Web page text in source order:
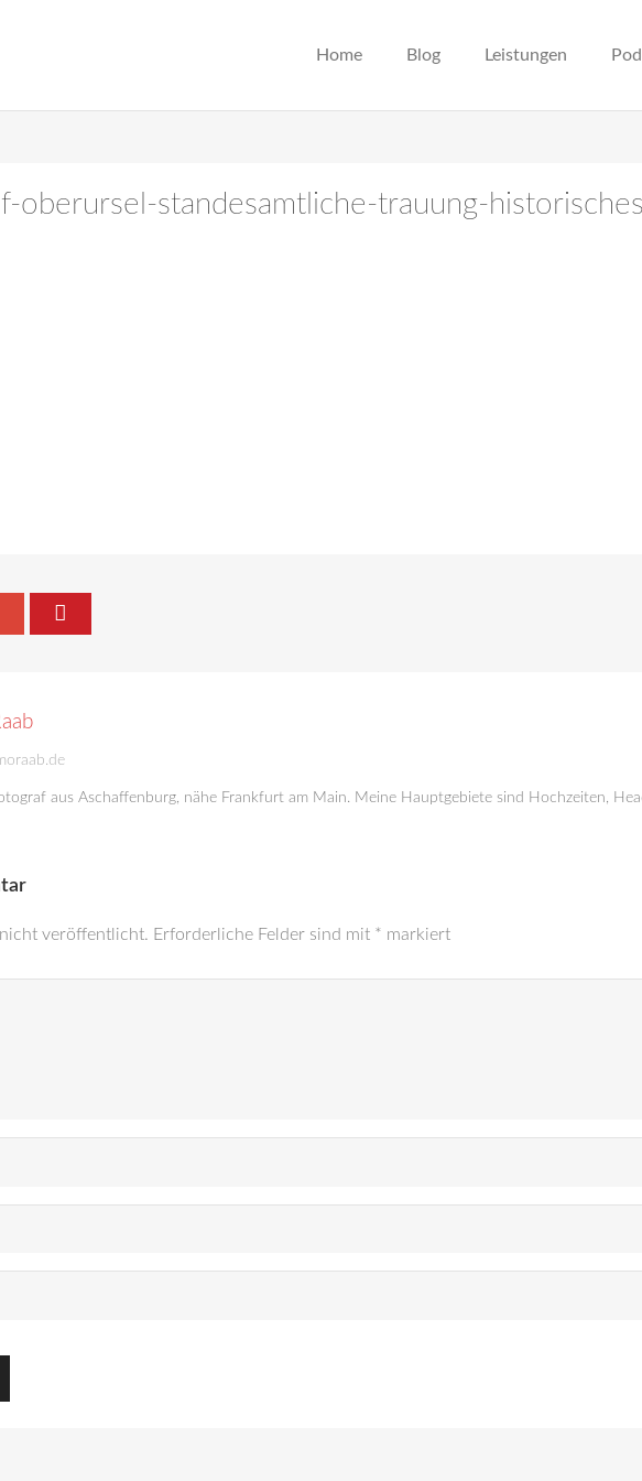
Home Blog Leistungen
oberursel-standesamtliche-trauung-
aus Aschaffenburg, nähe Frankfurt am Main. Meine Hauptgebiete sind Hochzeiten,
veröffentlicht. Erforderliche Felder sind mit * markiert